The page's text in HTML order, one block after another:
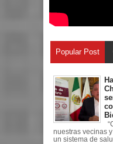
Popular Post
nuestras vecinas
un sistema de